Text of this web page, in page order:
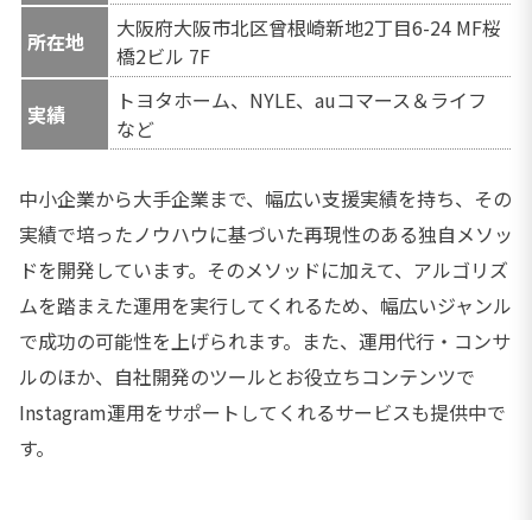
所在地
大阪府大阪市北区曾根崎新地2丁目6-24 MF桜
橋2ビル 7F
実績
トヨタホーム、NYLE、auコマース＆ライフ
など
中小企業から大手企業まで、幅広い支援実績を持ち、その
実績で培ったノウハウに基づいた再現性のある独自メソッ
ドを開発しています。そのメソッドに加えて、アルゴリズ
ムを踏まえた運用を実行してくれるため、幅広いジャンル
で成功の可能性を上げられます。また、運用代行・コンサ
ルのほか、自社開発のツールとお役立ちコンテンツで
Instagram運用をサポートしてくれるサービスも提供中で
す。